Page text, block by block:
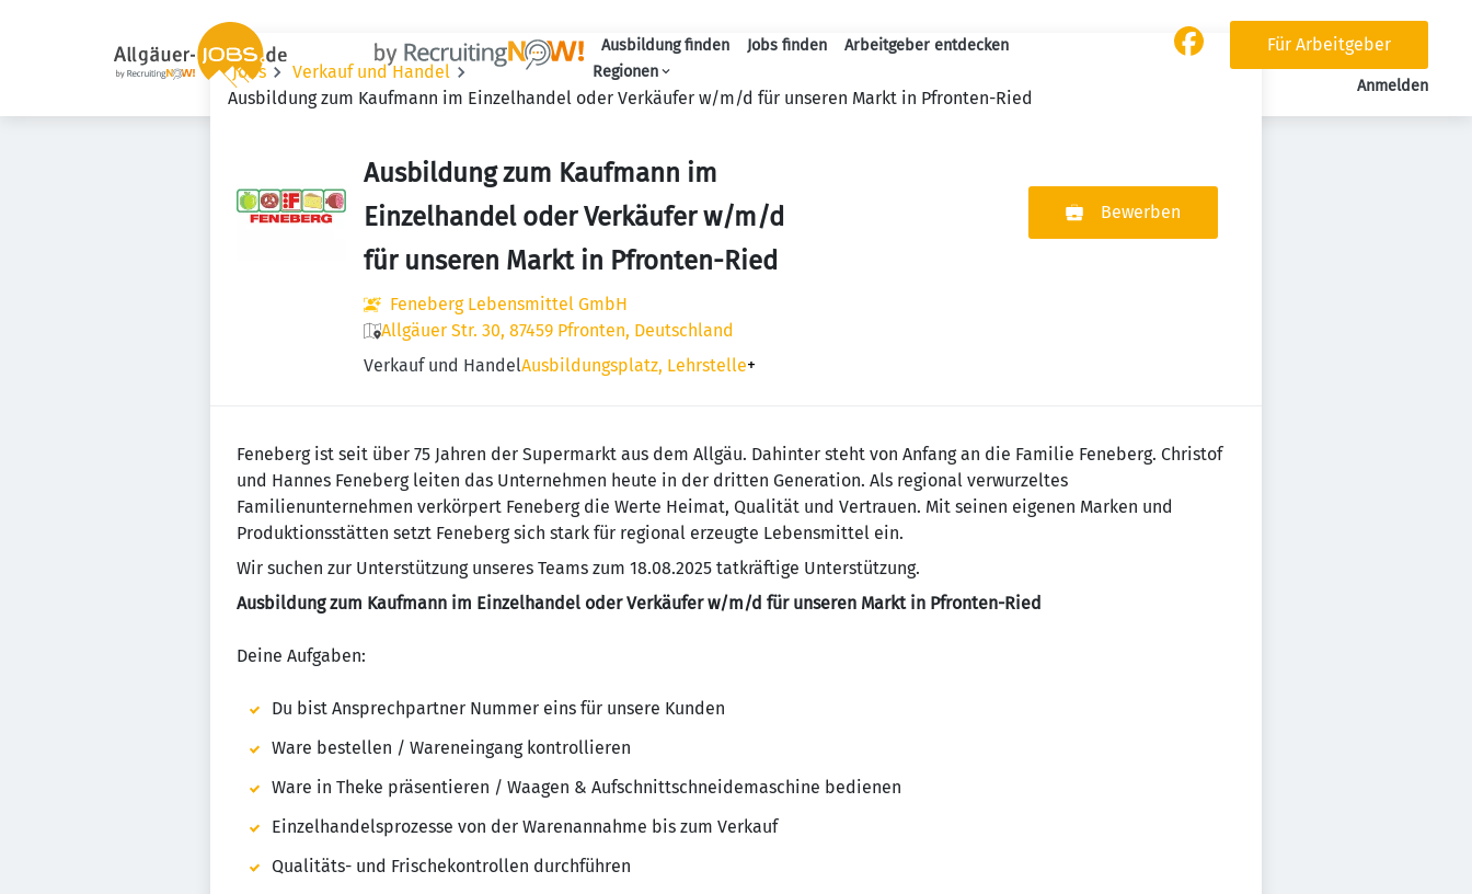
Ausbildung finden Jobs finden
Arbeitgeber entdecken
Regionen
Für Arbeitgeber
Anmelden
Jobs
Verkauf und Handel
Ausbildung zum Kaufmann im Einzelhandel oder Verkäufer w/m/d für unseren Markt in Pfronten-Ried
Ausbildung zum Kaufmann im
Einzelhandel oder Verkäufer w/m/d
für unseren Markt in Pfronten-Ried
Feneberg Lebensmittel GmbH
Allgäuer Str. 30, 87459 Pfronten, Deutschland
Verkauf und HandelAusbildungsplatz, Lehrstelle+
Bewerben
Feneberg ist seit über 75 Jahren der Supermarkt aus dem Allgäu. Dahinter steht von Anfang an die Familie Feneberg. Christof
und Hannes Feneberg leiten das Unternehmen heute in der dritten Generation. Als regional verwurzeltes
Familienunternehmen verkörpert Feneberg die Werte Heimat, Qualität und Vertrauen. Mit seinen eigenen Marken und
Produktionsstätten setzt Feneberg sich stark für regional erzeugte Lebensmittel ein.
Wir suchen zur Unterstützung unseres Teams zum 18.08.2025 tatkräftige Unterstützung.
Ausbildung zum Kaufmann im Einzelhandel oder Verkäufer w/m/d für unseren Markt in Pfronten-Ried
Deine Aufgaben:
Du bist Ansprechpartner Nummer eins für unsere Kunden
Ware bestellen / Wareneingang kontrollieren
Ware in Theke präsentieren / Waagen & Aufschnittschneidemaschine bedienen
Einzelhandelsprozesse von der Warenannahme bis zum Verkauf
Qualitäts- und Frischekontrollen durchführen